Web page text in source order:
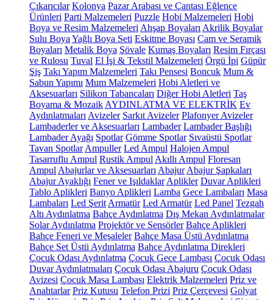
Çıkarıcılar Kolonya Pazar Arabası ve Çantası Eğlence
Ürünleri Parti Malzemeleri Puzzle Hobi Malzemeleri Hobi
Boya ve Resim Malzemeleri Ahşap Boyaları Akrilik Boyalar
Sulu Boya Yağlı Boya Seti Eskitme Boyası Cam ve Seramik
Boyaları Metalik Boya Şövale Kumaş Boyaları Resim Fırçası
ve Rulosu Tuval El İşi & Tekstil Malzemeleri Örgü İpi Güpür
Şiş Takı Yapım Malzemeleri Takı Pensesi Boncuk Mum &
Sabun Yapımı Mum Malzemeleri Hobi Aletleri ve
Aksesuarları Silikon Tabancaları Diğer Hobi Aletleri Taş
Boyama & Mozaik AYDINLATMA VE ELEKTRİK Ev
Aydınlatmaları Avizeler Sarkıt Avizeler Plafonyer Avizeler
Lambaderler ve Aksesuarları Lambader Lambader Başlığı
Lambader Ayağı Spotlar Gömme Spotlar Sıvaüstü Spotlar
Tavan Spotlar Ampuller Led Ampul Halojen Ampul
Tasarruflu Ampul Rustik Ampul Akıllı Ampul Floresan
Ampul Abajurlar ve Aksesuarları Abajur Abajur Şapkaları
Abajur Ayaklığı Fener ve Işıldaklar Aplikler Duvar Aplikleri
Tablo Aplikleri Banyo Aplikleri Lamba Gece Lambaları Masa
Lambaları Led Şerit Armatür Led Armatür Led Panel Tezgah
Altı Aydınlatma Bahçe Aydınlatma Dış Mekan Aydınlatmalar
Solar Aydınlatma Projektör ve Sensörler Bahçe Aplikleri
Bahçe Feneri ve Meşaleler Bahçe Masa Üstü Aydınlatma
Bahçe Set Üstü Aydınlatma Bahçe Aydınlatma Direkleri
Çocuk Odası Aydınlatma Çocuk Gece Lambası Çocuk Odası
Duvar Aydınlatmaları Çocuk Odası Abajuru Çocuk Odası
Avizesi Çocuk Masa Lambası Elektrik Malzemeleri Priz ve
Anahtarlar Priz Kutusu Telefon Prizi Priz Çerçevesi Golyat